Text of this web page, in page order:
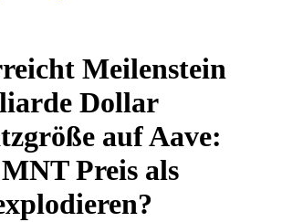
Meilenstein
Dollar
auf Aave:
Preis als